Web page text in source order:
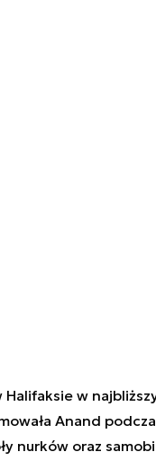
Halifaksie w
Anand
nurków oraz